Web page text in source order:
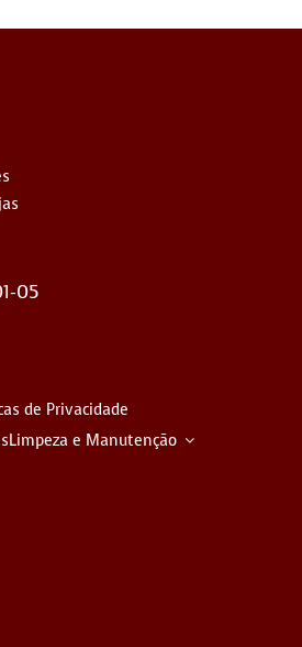
05
de Privacidade
Limpeza e Manutenção